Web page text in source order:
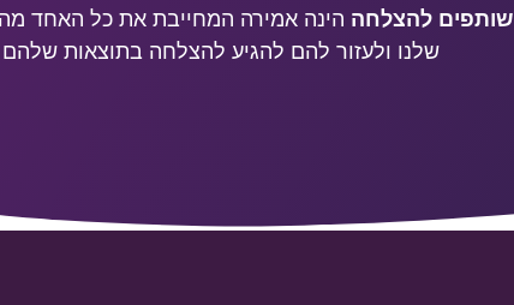
שותפים להצלחה הינה אמירה המחייבת את כל האחד
שלנו ולעזור להם להגיע להצלחה בתוצאות